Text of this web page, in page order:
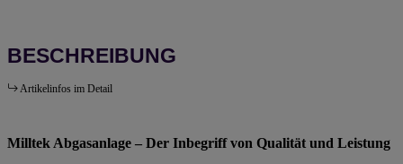
BESCHREIBUNG
Artikelinfos im Detail
Milltek Abgasanlage – Der Inbegriff von Qualität und Leistung